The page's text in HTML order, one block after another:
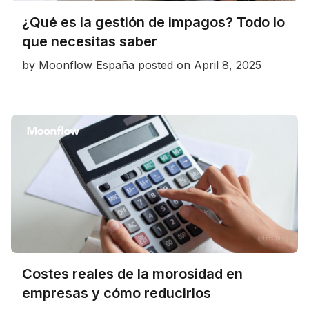
¿Qué es la gestión de impagos? Todo lo
que necesitas saber
by Moonflow España posted on April 8, 2025
Costes reales de la morosidad en
empresas y cómo reducirlos